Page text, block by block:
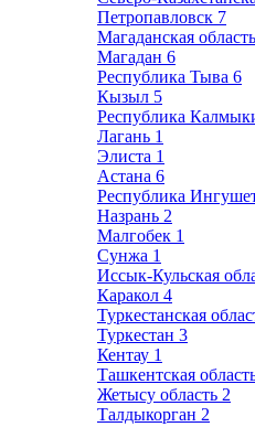
Петропавловск 7
Магаданская область
Магадан 6
Республика Тыва 6
Кызыл 5
Республика
Лагань 1
Элиста 1
Астана 6
Республика
Назрань 2
Малгобек 1
Сунжа 1
Иссык-Кульская
Каракол 4
Туркестанская
Туркестан 3
Кентау 1
Ташкентская
Жетысу область 2
Талдыкорган 2